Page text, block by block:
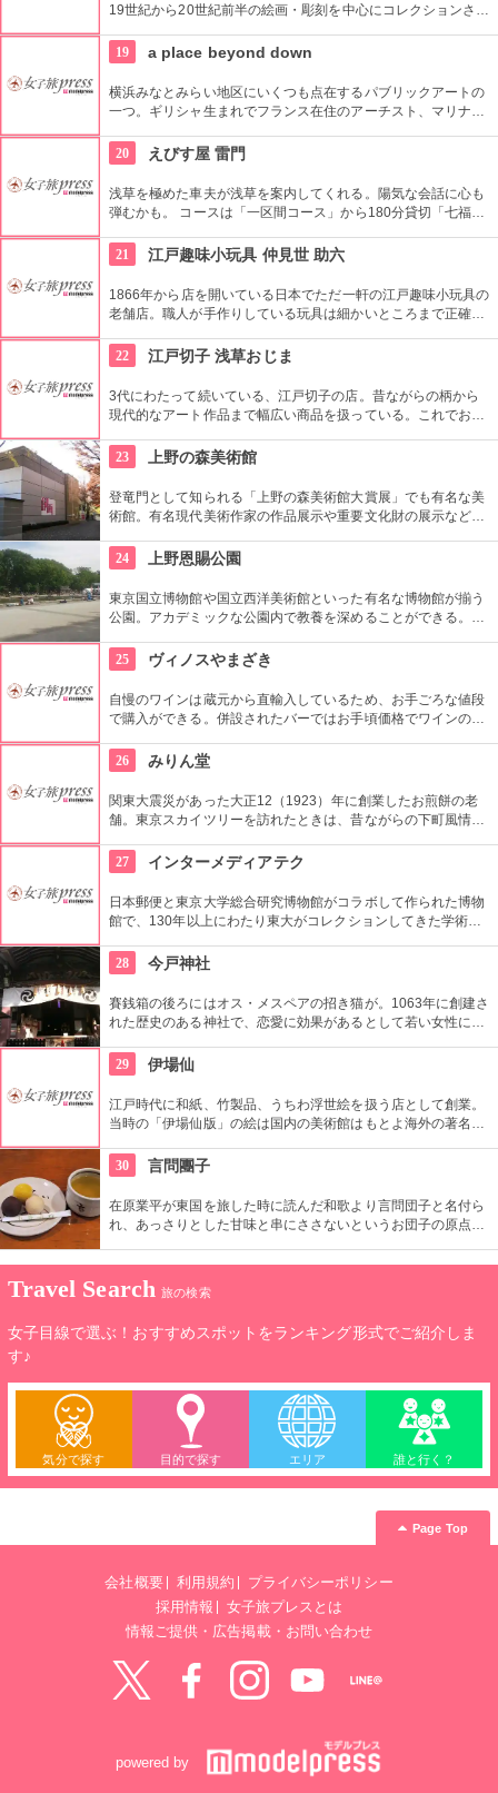
19世紀から20世紀前半の絵画・彫刻を中心にコレクションされ
家）たちの作品を見ることができる美術館としは日本有数。ロ
ダンの「考える人」はこちらで見れる。設計はル・コルビジェ
が手掛け、建築・インテリア好きにもおすすめ。
19 a place beyond down
横浜みなとみらい地区にいくつも点在するパブリックアートの
一つ。ギリシャ生まれでフランス在住のアーチスト、マリナ・
内にあるクイーンズパークで、その美しいドレープと伸びやか
な羽をテーマにした幻想的な姿を見ることができます。
20 えびす屋 雷門
浅草を極めた車夫が浅草を案内してくれる。陽気な会話に心も
弾むかも。 コースは「一区間コース」から180分貸切「七福神
好評だとか。
21 江戸趣味小玩具 仲見世 助六
1866年から店を開いている日本でただ一軒の江戸趣味小玩具の
老舗店。職人が手作りしている玩具は細かいところまで正確に
22
江戸切子 浅草おじま
3代にわたって続いている、江戸切子の店。昔ながらの柄から
現代的なアート作品まで幅広い商品を扱っている。これでお酒
引き出物などにも最適。特注品も承っている。
23 上野の森美術館
登竜門として知られる「上野の森美術館大賞展」でも有名な美
術館。有名現代美術作家の作品展示や重要文化財の展示など、
休めるのもいかが？
24 上野恩賜公園
東京国立博物館や国立西洋美術館といった有名な博物館が揃う
公園。アカデミックな公園内で教養を深めることができる。ま
25
ヴィノスやまざき
自慢のワインは蔵元から直輸入しているため、お手ごろな値段
で購入ができる。併設されたバーではお手頃価格でワインのテ
26
みりん堂
関東大震災があった大正12（1923）年に創業したお煎餅の老
舗。東京スカイツリーを訪れたときは、昔ながらの下町風情と
ではぬれ煎餅にアイスクリームをはさんだ「ぬれソフト」も人
気。
27 インターメディアテク
日本郵便と東京大学総合研究博物館がコラボして作られた博物
館で、130年以上にわたり東大がコレクションしてきた学術コ
ている。
28 今戸神社
賽銭箱の後ろにはオス・メスペアの招き猫が。1063年に創建さ
れた歴史のある神社で、恋愛に効果があるとして若い女性に人
購入してみては？
29 伊場仙
江戸時代に和紙、竹製品、うちわ浮世絵を扱う店として創業。
当時の「伊場仙版」の絵は国内の美術館はもとよ海外の著名美
などを取り扱っている。
30 言問團子
在原業平が東国を旅した時に読んだ和歌より言問団子と名付ら
れ、あっさりとした甘味と串にささないというお団子の原点を
の餡の３種類がある。
Travel Search 旅の検索
女子目線で選ぶ！おすすめスポットをランキング形式でご紹介しま
す♪
気分で探す 目的で探す エリア 誰と行く？
Page Top
会社概要 利用規約
プライバシーポリシー
採用情報
女子旅プレスとは
情報ご提供・広告掲載・お問い合わせ
powered by